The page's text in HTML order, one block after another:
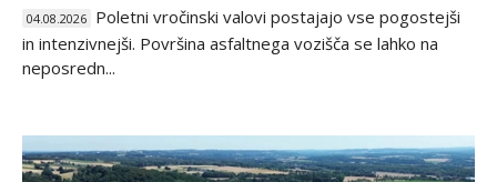
04.08.2026 Poletni vročinski valovi postajajo vse pogostejši
in intenzivnejši. Površina asfaltnega vozišča se lahko na
neposredn...